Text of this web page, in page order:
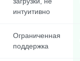
интуитивно
Ограниченная
поддержка